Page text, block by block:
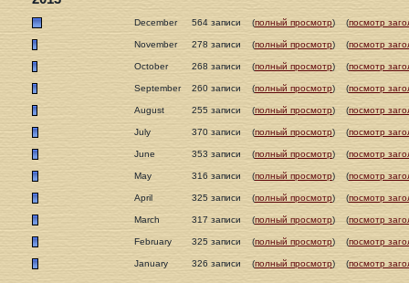
December 564 записи (полный просмотр) (посмотр
November 278 записи (полный просмотр) (посмотр
October 268 записи (полный просмотр) (посмотр
September 260 записи (полный просмотр) (посмотр
August 255 записи (полный просмотр) (посмотр
July 370 записи (полный просмотр) (посмотр
June 353 записи (полный просмотр) (посмотр
May 316 записи (полный просмотр) (посмотр
April 325 записи (полный просмотр) (посмотр
March 317 записи (полный просмотр) (посмотр
February 325 записи (полный просмотр) (посмотр
January 326 записи (полный просмотр) (посмотр